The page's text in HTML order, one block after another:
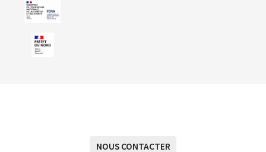
NOUS CONTACTER